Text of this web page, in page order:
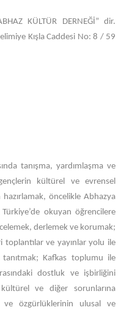
KÜLTÜR DERNEĞİ” dir.
Kışla Caddesi No: 8 / 59
tanışma, yardımlaşma ve
kültürel ve evrensel
öncelikle Abhazya
okuyan öğrencilere
derlemek ve korumak;
ve yayınlar yolu ile
Kafkas toplumu ile
dostluk ve işbirliğini
ve diğer sorunlarına
özgürlüklerinin ulusal ve